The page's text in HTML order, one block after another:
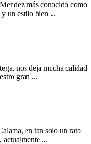
más conocido como
un estilo bien ...
nos deja mucha calidad
gran ...
en tan solo un rato
actualmente ...